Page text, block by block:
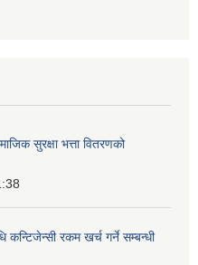
सुरक्षा भत्ता वितरणको
कन्टिजेन्सी रकम खर्च गर्ने सम्बन्धी